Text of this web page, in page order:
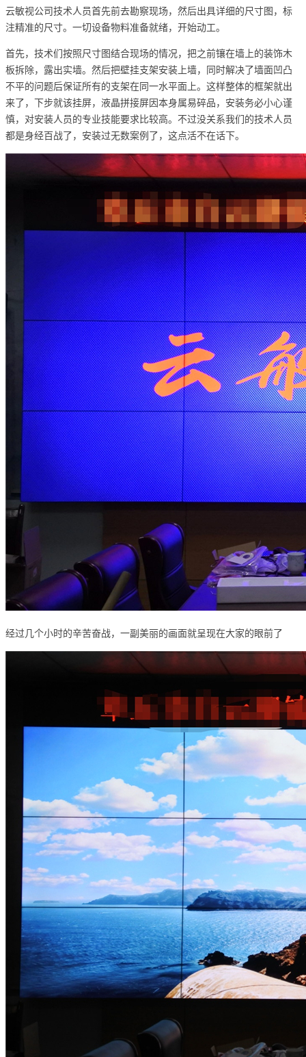
云敏视公司技术人员首先前去勘察现场，然后出具详细的尺寸图，标
注精准的尺寸。一切设备物料准备就绪，开始动工。
首先，技术们按照尺寸图结合现场的情况，把之前镶在墙上的装饰木
板拆除，露出实墙。然后把壁挂支架安装上墙，同时解决了墙面凹凸
不平的问题后保证所有的支架在同一水平面上。这样整体的框架就出
来了，下步就该挂屏，液晶拼接屏因本身属易碎品，安装务必小心谨
慎，对安装人员的专业技能要求比较高。不过没关系我们的技术人员
都是身经百战了，安装过无数案例了，这点活不在话下。
经过几个小时的辛苦奋战，一副美丽的画面就呈现在大家的眼前了